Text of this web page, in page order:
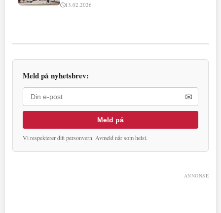
13.02.2026
Meld på nyhetsbrev:
✉
Meld på
Vi respekterer ditt personvern. Avmeld når som helst.
ANNONSE